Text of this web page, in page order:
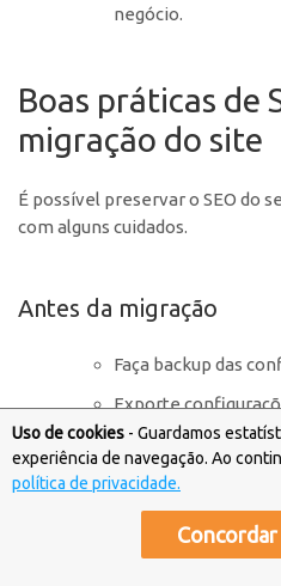
negócio.
Boas práticas de
migração do site
É possível preservar o SEO do
com alguns cuidados.
Antes da migração
Faça backup das
Exporte
Documente URLs
Durante a migração
Uso de cookies - Guardamos
experiência de navegação. Ao
política de privacidade.